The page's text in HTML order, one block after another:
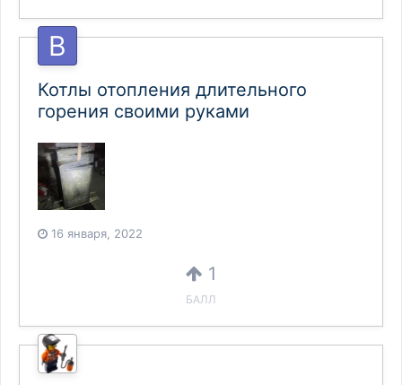
Котлы отопления длительного
горения своими руками
16 января, 2022
1
БАЛЛ